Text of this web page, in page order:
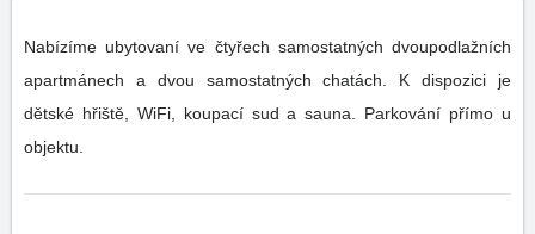
Nabízíme ubytovaní ve čtyřech samostatných dvoupodlažních
apartmánech a dvou samostatných chatách. K dispozici je
dětské hřiště, WiFi, koupací sud a sauna. Parkování přímo u
objektu.